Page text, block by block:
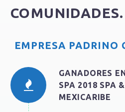
COMUNIDADES.
EMPRESA PADRINO
GANADORES
SPA 2018 SPA
MEXICARIBE